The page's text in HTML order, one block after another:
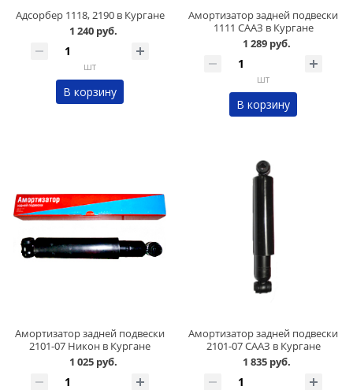
Адсорбер 1118, 2190 в Кургане
1 240 руб.
шт
В корзину
Амортизатор задней подвески
1111 СААЗ в Кургане
1 289 руб.
шт
В корзину
Амортизатор задней подвески
2101-07 Никон в Кургане
1 025 руб.
Амортизатор задней подвески
2101-07 СААЗ в Кургане
1 835 руб.